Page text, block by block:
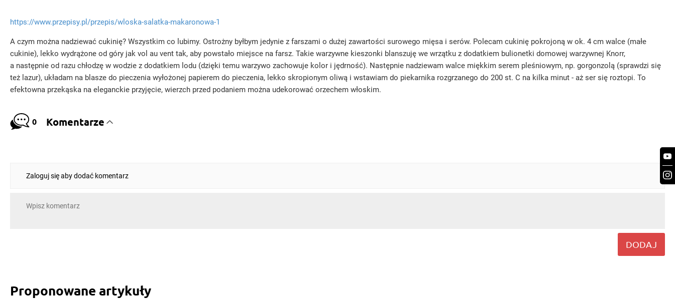
https://www.przepisy.pl/przepis/wloska-salatka-makaronowa-1
A czym można nadziewać cukinię? Wszystkim co lubimy. Ostrożny byłbym jedynie z farszami o dużej zawartości surowego mięsa i serów. Polecam cukinię pokrojoną w ok. 4 cm walce (małe
cukinie), lekko wydrążone od góry jak vol au vent tak, aby powstało miejsce na farsz. Takie warzywne kieszonki blanszuję we wrzątku z dodatkiem bulionetki domowej warzywnej Knorr,
a następnie od razu chłodzę w wodzie z dodatkiem lodu (dzięki temu warzywo zachowuje kolor i jędrność). Następnie nadziewam walce miękkim serem pleśniowym, np. gorgonzolą (sprawdzi się
też lazur), układam na blasze do pieczenia wyłożonej papierem do pieczenia, lekko skropionym oliwą i wstawiam do piekarnika rozgrzanego do 200 st. C na kilka minut - aż ser się roztopi. To
efektowna przekąska na eleganckie przyjęcie, wierzch przed podaniem można udekorować orzechem włoskim.
0 Komentarze
Zaloguj się aby dodać komentarz
DODAJ
Proponowane artykuły